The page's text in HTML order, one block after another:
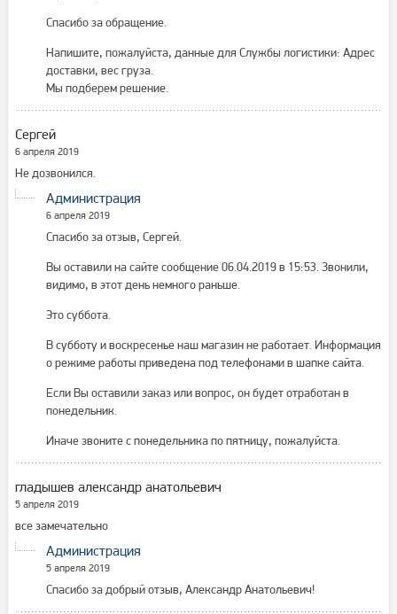
Спасибо за обращение.
Напишите, пожалуйста, данные для Службы логистики: Адрес
доставки, вес груза.
Мы подберем решение.
Сергей
6 апреля 2019
Не дозвонился.
Администрация
6 апреля 2019
Спасибо за отзыв, Сергей.
Вы оставили на сайте сообщение 06.04.2019 в 15:53. Звонили,
видимо, в этот день немного раньше.
Это суббота.
В субботу и воскресенье наш магазин не работает. Информация
о режиме работы приведена под телефонами в шапке сайта.
Если Вы оставили заказ или вопрос, он будет отработан в
понедельник.
Иначе звоните с понедельника по пятницу, пожалуйста.
гладышев александр анатольевич
5 апреля 2019
все замечательно
Администрация
5 апреля 2019
Спасибо за добрый отзыв, Александр Анатольевич!